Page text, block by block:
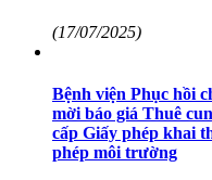
(17/07/2025)
Bệnh viện Phục hồi
mời báo giá Thuê
cấp Giấy phép khai
phép môi trường